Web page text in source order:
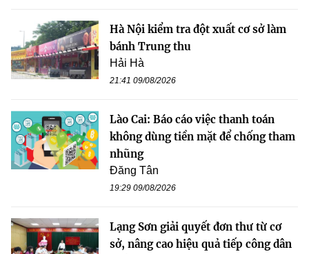
Hà Nội kiểm tra đột xuất cơ sở làm
bánh Trung thu
Hải Hà
21:41 09/08/2026
Lào Cai: Báo cáo việc thanh toán
không dùng tiền mặt để chống tham
nhũng
Đăng Tân
19:29 09/08/2026
Lạng Sơn giải quyết đơn thư từ cơ
sở, nâng cao hiệu quả tiếp công dân